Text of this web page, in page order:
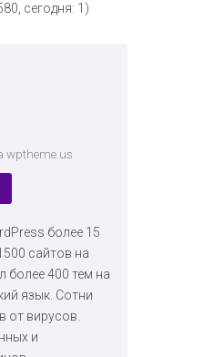
сегодня: 1)
wptheme.us
более 15
сайтов на
более 400 тем на
язык. Сотни
от вирусов.
и